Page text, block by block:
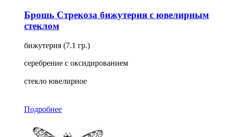
Брошь Стрекоза бижутерия с ювелирным
стеклом
бижутерия (7.1 гр.)
серебрение с оксидированием
стекло ювелирное
Подробнее